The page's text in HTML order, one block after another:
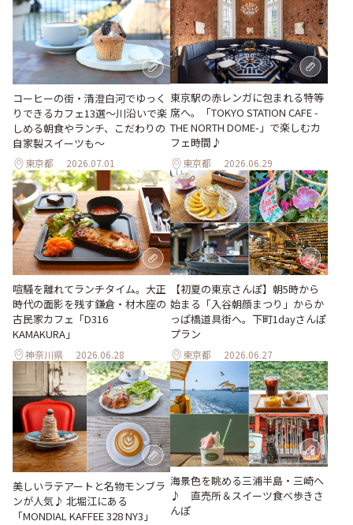
コーヒーの街・清澄白河でゆっく
りできるカフェ13選～川沿いで楽
しめる朝食やランチ、こだわりの
自家製スイーツも～
東京都 2026.07.01
東京駅の赤レンガに包まれる特等
席へ。「TOKYO STATION CAFE -
THE NORTH DOME-」で楽しむカ
フェ時間♪
東京都 2026.06.29
喧騒を離れてランチタイム。大正
時代の面影を残す鎌倉・材木座の
古民家カフェ「D316
KAMAKURA」
神奈川県 2026.06.28
【初夏の東京さんぽ】朝5時から
始まる「入谷朝顔まつり」からか
っぱ橋道具街へ。下町1dayさんぽ
プラン
東京都 2026.06.27
美しいラテアートと名物モンブラ
ンが人気♪ 北堀江にある
「MONDIAL KAFFEE 328 NY3」
海景色を眺める三浦半島・三崎へ
♪ 直売所＆スイーツ食べ歩きさ
んぽ